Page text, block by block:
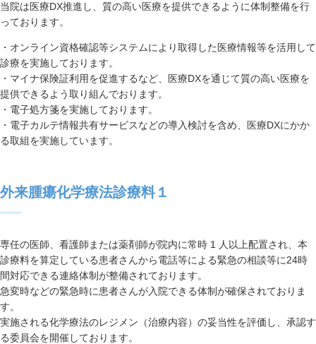
当院は医療DX推進し、質の高い医療を提供できるように体制整備を行
っております。
・オンライン資格確認等システムにより取得した医療情報等を活用して
診療を実施しております。
・マイナ保険証利用を促進するなど、医療DXを通じて質の高い医療を
提供できるよう取り組んでおります。
・電子処方箋を実施しております。
・電子カルテ情報共有サービスなどの導入検討を含め、医療DXにかか
る取組を実施しています。
外来腫瘍化学療法診療料１
専任の医師、看護師または薬剤師が院内に常時 1 人以上配置され、本
診療料を算定している患者さんから電話等による緊急の相談等に24時
間対応できる連絡体制が整備されております。
急変時などの緊急時に患者さんが入院できる体制が確保されておりま
す。
実施される化学療法のレジメン（治療内容）の妥当性を評価し、承認す
る委員会を開催しております。